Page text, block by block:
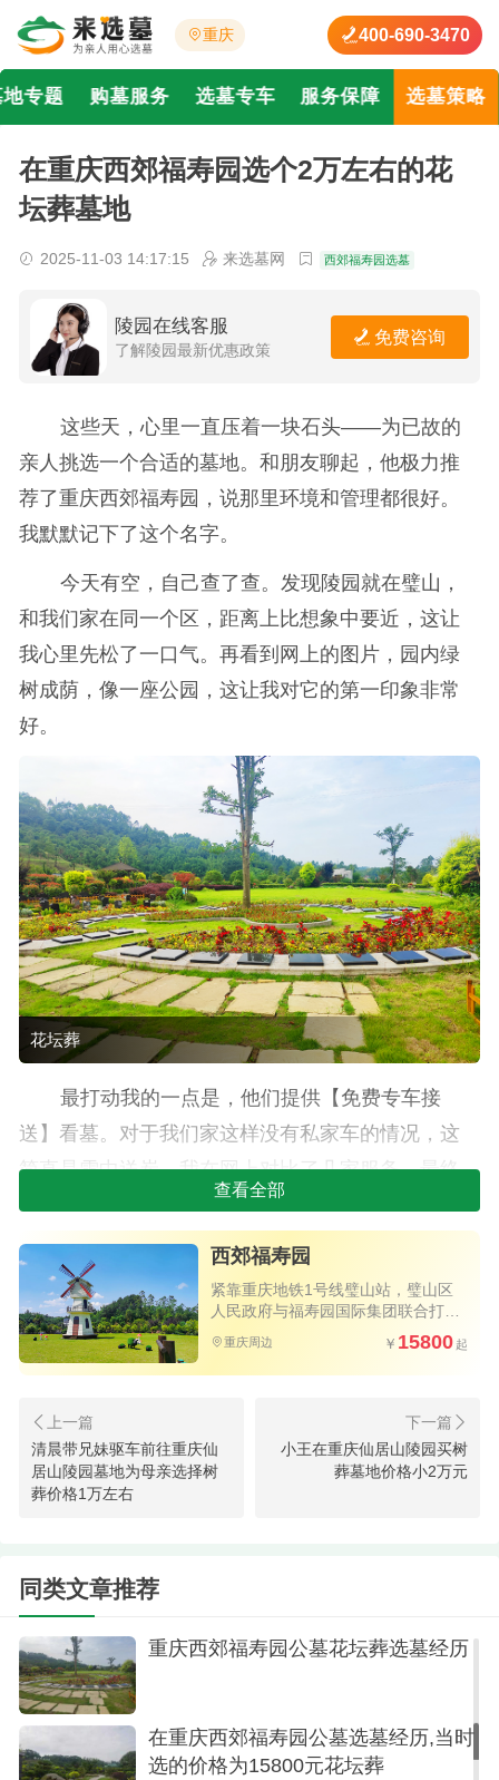
重庆 400-690-3470
地专题 购墓服务 选墓专车 服务保障 选墓策略
在重庆西郊福寿园选个2万左右的花
坛葬墓地
2025-11-03 14:17:15 来选墓网 西郊福寿园选墓
陵园在线客服
了解陵园最新优惠政策
免费咨询
这些天，心里一直压着一块石头——为已故的
亲人挑选一个合适的墓地。和朋友聊起，他极力推
荐了重庆西郊福寿园，说那里环境和管理都很好。
我默默记下了这个名字。
今天有空，自己查了查。发现陵园就在璧山，
和我们家在同一个区，距离上比想象中要近，这让
我心里先松了一口气。再看到网上的图片，园内绿
树成荫，像一座公园，这让我对它的第一印象非常
好。
花坛葬
最打动我的一点是，他们提供【免费专车接
送】看墓。对于我们家这样没有私家车的情况，这
简直是雪中送炭。我在网上对比了几家服务，最终
选择了“来选墓重庆网”进行预约，客服人员非常耐
心，很快便确认了所有细节。
今天是与陵园约好看墓的日子。早上九点，选
墓专车准时等候在了我家门口，这份守时让我感到
安心。我和家人一同上车，前往西郊福寿园。
空间安静地整理情绪。到达陵园后，实景比照片上
更让人舒心——整洁的道路，静谧的园林，没有一
查看全部
西郊福寿园
紧靠重庆地铁1号线璧山站，璧山区
人民政府与福寿园国际集团联合打造
重庆周边 15800
清晨带兄妹驱车前往重庆仙
居山陵园墓地为母亲选择树
葬价格1万左右
小王在重庆仙居山陵园买树
葬墓地价格小2万元
同类文章推荐
重庆西郊福寿园花坛葬全新价格是1
格3万左右
重庆西郊福寿园公墓花坛葬选墓经历
在重庆西郊福寿园公墓选墓经历,当时
选的价格为15800元花坛葬